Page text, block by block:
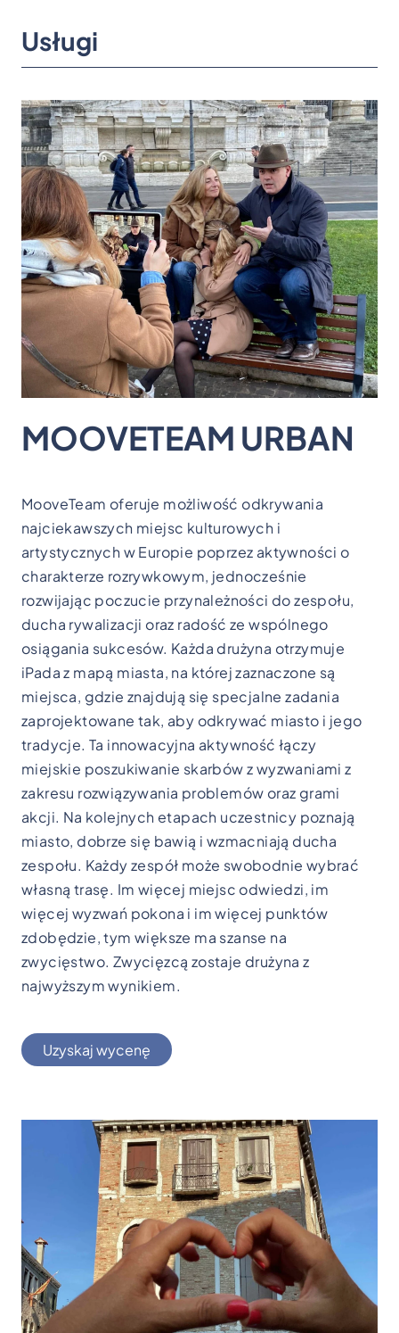
Usługi
MOOVETEAM URBAN
MooveTeam oferuje możliwość odkrywania
najciekawszych miejsc kulturowych i
artystycznych w Europie poprzez aktywności o
charakterze rozrywkowym, jednocześnie
rozwijając poczucie przynależności do zespołu,
ducha rywalizacji oraz radość ze wspólnego
osiągania sukcesów. Każda drużyna otrzymuje
iPada z mapą miasta, na której zaznaczone są
miejsca, gdzie znajdują się specjalne zadania
zaprojektowane tak, aby odkrywać miasto i jego
tradycje. Ta innowacyjna aktywność łączy
miejskie poszukiwanie skarbów z wyzwaniami z
zakresu rozwiązywania problemów oraz grami
akcji. Na kolejnych etapach uczestnicy poznają
miasto, dobrze się bawią i wzmacniają ducha
zespołu. Każdy zespół może swobodnie wybrać
własną trasę. Im więcej miejsc odwiedzi, im
więcej wyzwań pokona i im więcej punktów
zdobędzie, tym większe ma szanse na
zwycięstwo. Zwycięzcą zostaje drużyna z
najwyższym wynikiem.
Uzyskaj wycenę